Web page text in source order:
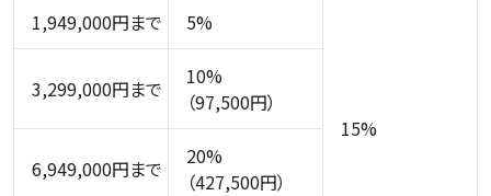
1,949,000円まで
5%
15%
3,299,000円まで
10%
（97,500円）
6,949,000円まで
20%
（427,500円）